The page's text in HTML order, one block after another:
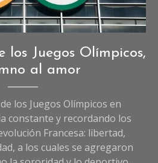
creada con IA
Deportes,
Opinión,
los Juegos Olímpicos,
al amor
los Juegos Olímpicos en
constante y recordando los
Francesa: libertad,
a los cuales se agregaron